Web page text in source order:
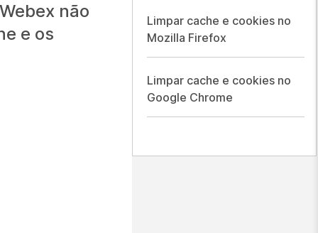
não
e os
Limpar cache e cookies no
Mozilla Firefox
Limpar cache e cookies no
Google Chrome